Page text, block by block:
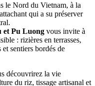
le Nord du Vietnam, à la
qui a su préserver
et Pu Luong vous invite à
: rizières en terrasses,
sentiers bordés de
découvrirez la vie
du riz, tissage artisanal et